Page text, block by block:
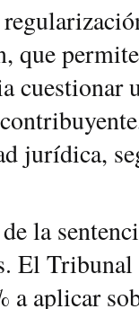
que
cuestionar
jurídica,
la
El
a aplicar